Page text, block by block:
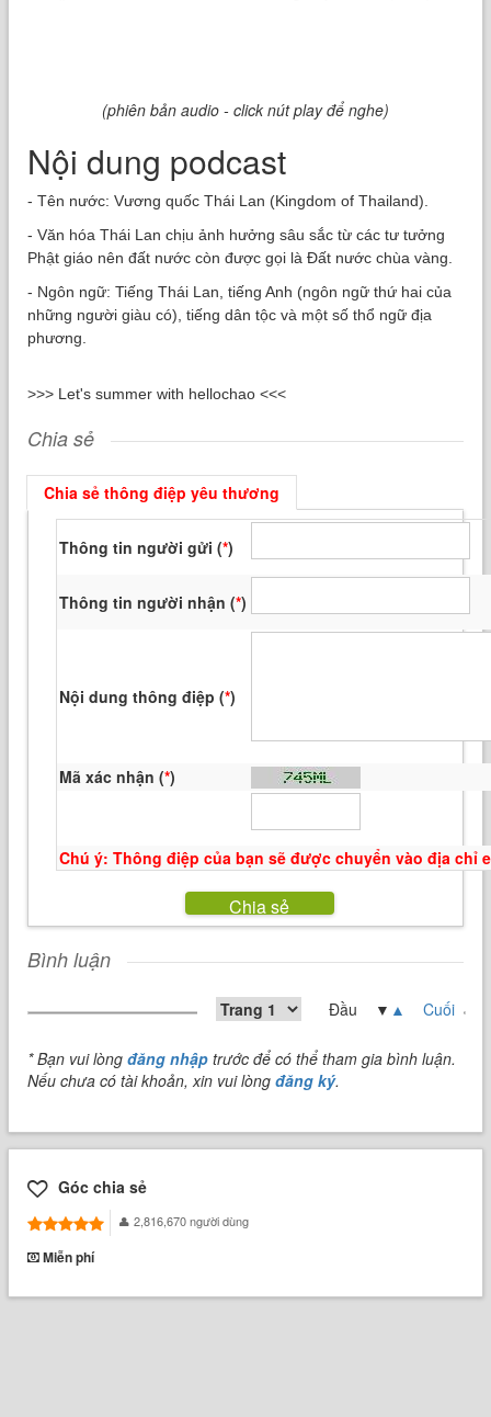
(phiên bản audio - click nút play để nghe)
Nội dung podcast
- Tên nước: Vương quốc Thái Lan (Kingdom of Thailand).
- Văn hóa Thái Lan chịu ảnh hưởng sâu sắc từ các tư tưởng
Phật giáo nên đất nước còn được gọi là Đất nước chùa vàng.
- Ngôn ngữ: Tiếng Thái Lan, tiếng Anh (ngôn ngữ thứ hai của
những người giàu có), tiếng dân tộc và một số thổ ngữ địa
phương.
>>> Let's summer with hellochao <<<
Chia sẻ
Chia sẻ thông điệp yêu thương
Thông tin người gửi (*)
Thông tin người nhận (*)
Nội dung thông điệp (*)
Mã xác nhận (*)
Chú ý: Thông điệp của bạn sẽ được chuyển vào địa chỉ
Chia sẻ
Bình luận
Đầu ▼ ▲ Cuối
* Bạn vui lòngđăng nhập trước để có thể tham gia bình luận.
Nếu chưa có tài khoản, xin vui lòngđăng ký.
Góc chia sẻ
2,816,670 người dùng
Miễn phí